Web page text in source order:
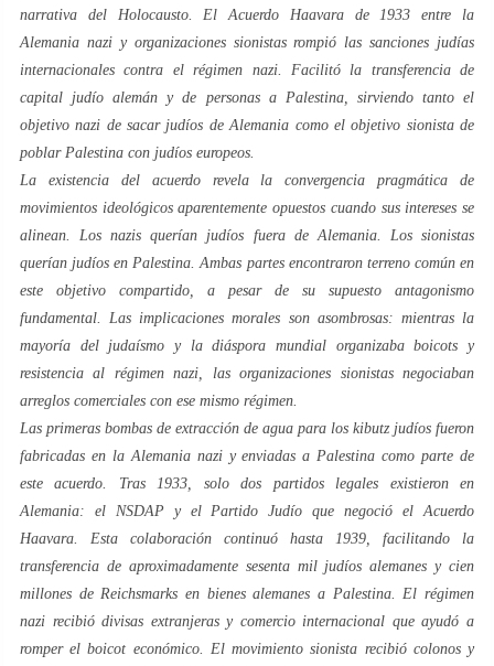
narrativa del Holocausto. El Acuerdo Haavara de 1933 entre la
Alemania nazi y organizaciones sionistas rompió las sanciones judías
internacionales contra el régimen nazi. Facilitó la transferencia de
capital judío alemán y de personas a Palestina, sirviendo tanto el
objetivo nazi de sacar judíos de Alemania como el objetivo sionista de
poblar Palestina con judíos europeos.
La existencia del acuerdo revela la convergencia pragmática de
movimientos ideológicos aparentemente opuestos cuando sus intereses se
alinean. Los nazis querían judíos fuera de Alemania. Los sionistas
querían judíos en Palestina. Ambas partes encontraron terreno común en
este objetivo compartido, a pesar de su supuesto antagonismo
fundamental. Las implicaciones morales son asombrosas: mientras la
mayoría del judaísmo y la diáspora mundial organizaba boicots y
resistencia al régimen nazi, las organizaciones sionistas negociaban
arreglos comerciales con ese mismo régimen.
Las primeras bombas de extracción de agua para los kibutz judíos fueron
fabricadas en la Alemania nazi y enviadas a Palestina como parte de
este acuerdo. Tras 1933, solo dos partidos legales existieron en
Alemania: el NSDAP y el Partido Judío que negoció el Acuerdo
Haavara. Esta colaboración continuó hasta 1939, facilitando la
transferencia de aproximadamente sesenta mil judíos alemanes y cien
millones de Reichsmarks en bienes alemanes a Palestina. El régimen
nazi recibió divisas extranjeras y comercio internacional que ayudó a
romper el boicot económico. El movimiento sionista recibió colonos y